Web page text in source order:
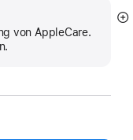
von AppleCare.